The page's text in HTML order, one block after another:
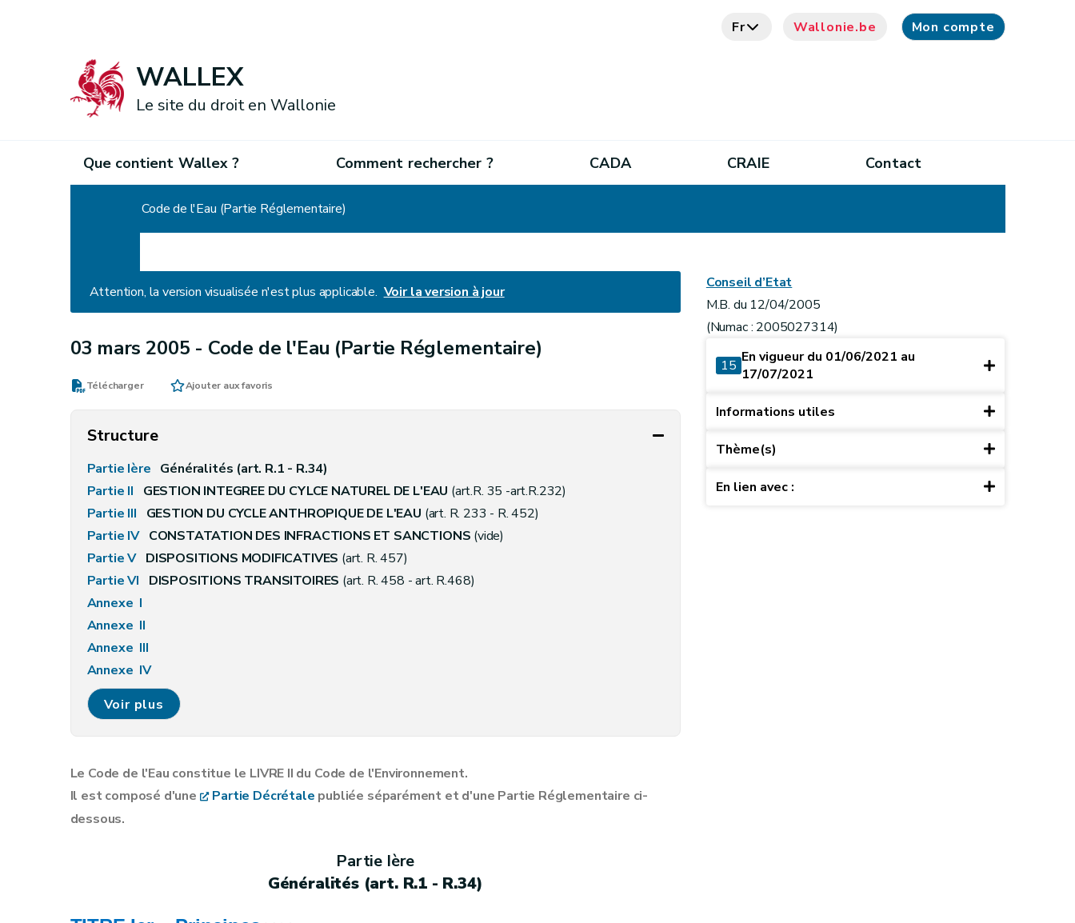
Fr Wallonie.be Mon compte
WALLEX
Le site du droit en Wallonie
Que contient Wallex ? Comment rechercher ? CADA CRAIE Contact
Code de l'Eau (Partie Réglementaire)
Attention, la version visualisée n'est plus applicable. Voir la version à jour
03 mars 2005 - Code de l'Eau (Partie Réglementaire)
Télécharger Ajouter aux favoris
Structure
Partie Ière Généralités (art. R.1 - R.34)
Partie II
GESTION INTEGREE DU CYLCE NATUREL DE L'EAU (art.R. 35 -art.R.232)
Partie III
GESTION DU CYCLE ANTHROPIQUE DE L'EAU (art. R. 233 - R. 452)
Partie IV CONSTATATION DES INFRACTIONS ET SANCTIONS (vide)
Partie V DISPOSITIONS MODIFICATIVES (art. R. 457)
Partie VI
DISPOSITIONS TRANSITOIRES (art. R. 458 - art. R.468)
Annexe I
Annexe II
Annexe III
Annexe IV
Annexe V
Annexe VI
Annexe IX
Annexe X
Annexe [Xbis
Annexe [Xter][A.G.W. 13.09.2012] [A.G.W. 22.10.2015]
Annexe [Xquinquies][A.G.W. 13.09.2012]
Annexe XI
Voir plus
Le Code de l'Eau constitue le LIVRE II du Code de l'Environnement.
Il est composé d'une
Partie Décrétale publiée séparément et d'une Partie Réglementaire ci-
dessous.
Partie Ière
Généralités (art. R.1 - R.34)
Conseil d’Etat
M.B. du 12/04/2005
(Numac : 2005027314)
15 En vigueur du 01/06/2021 au
17/07/2021
Informations utiles
Thème(s)
En lien avec :